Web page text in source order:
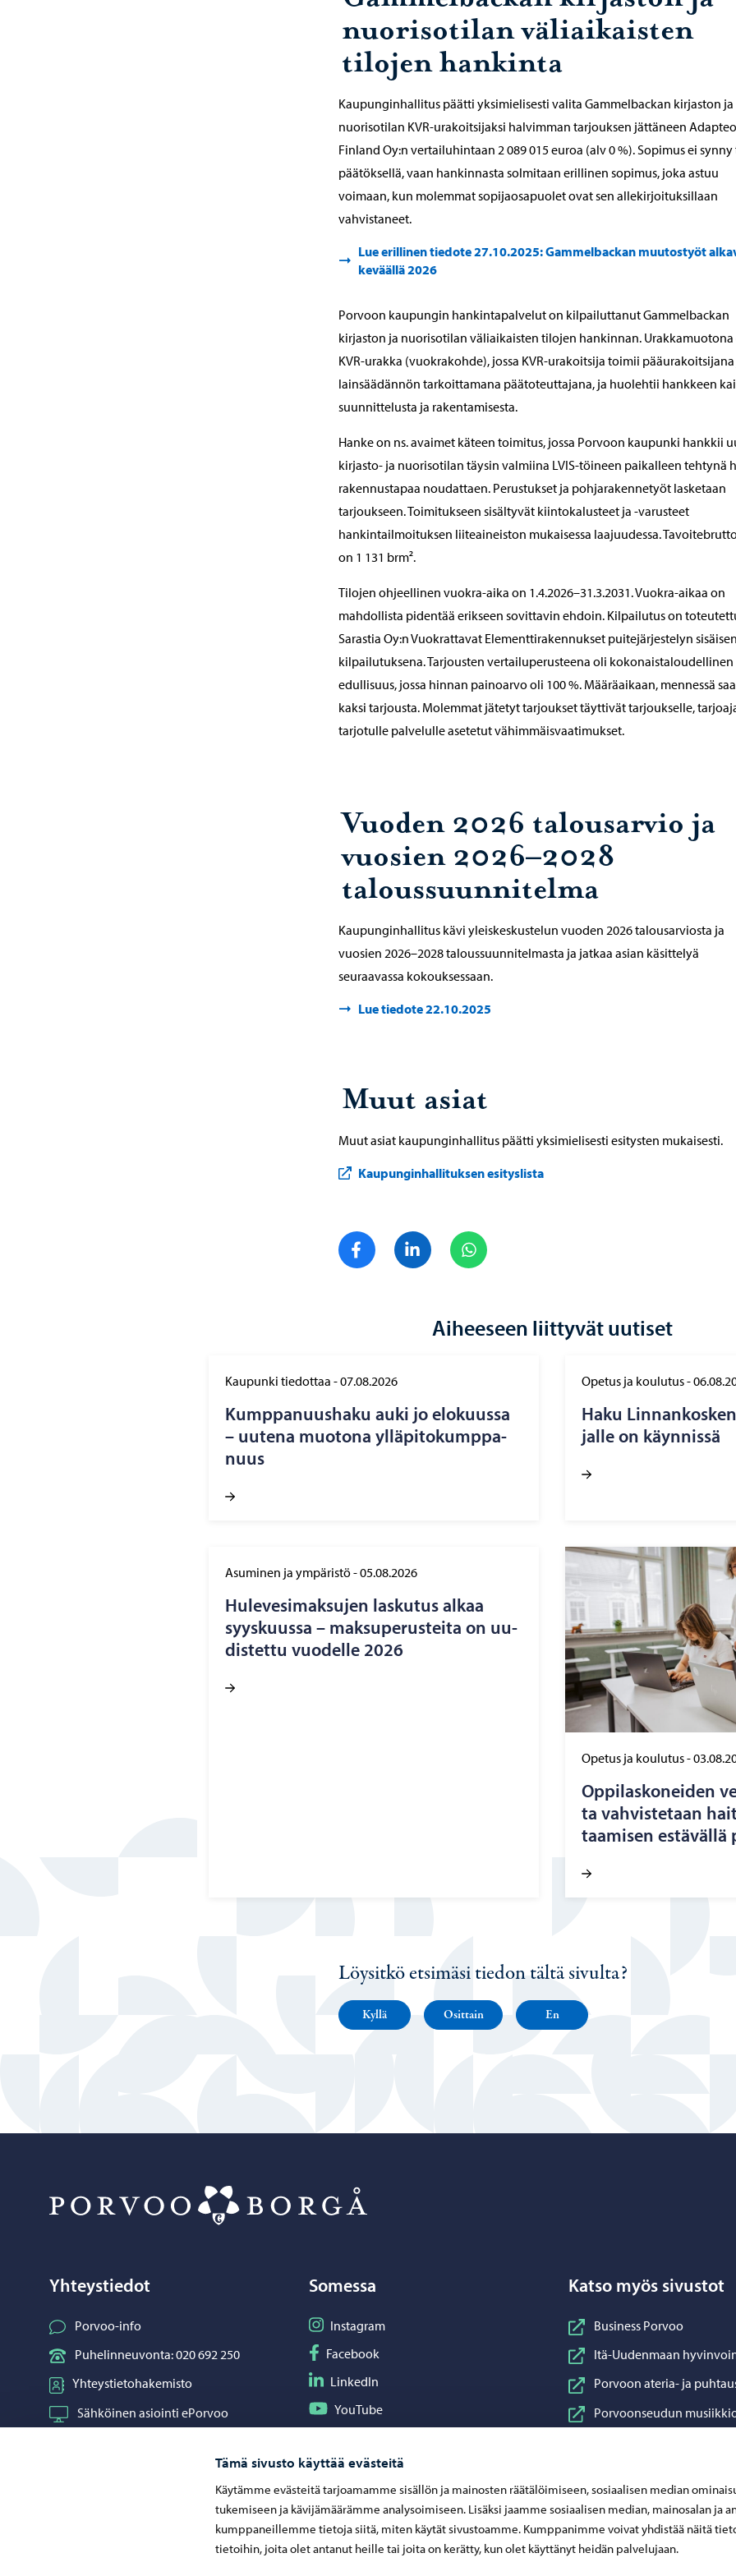
Tämä sivusto käyttää evästeitä
Käytämme evästeitä tarjoamamme sisällön ja mainosten räätälöimiseen, sosiaalisen median
tukemiseen ja kävijämäärämme analysoimiseen. Lisäksi jaamme sosiaalisen median, mainosalan ja
kumppaneillemme tietoja siitä, miten käytät sivustoamme. Kumppanimme voivat yhdistää näitä
tietoihin, joita olet antanut heille tai joita on kerätty, kun olet käyttänyt heidän palvelujaan.
nuorisotilan väliaikaisten
tilojen hankinta
Kaupunginhallitus päätti yksimielisesti valita Gammelbackan kirjaston ja
nuorisotilan KVR-urakoitsijaksi halvimman tarjouksen jättäneen Adapteo
Finland Oy:n vertailuhintaan 2 089 015 euroa (alv 0 %). Sopimus ei synny
päätöksellä, vaan hankinnasta solmitaan erillinen sopimus, joka astuu
voimaan, kun molemmat sopijaosapuolet ovat sen allekirjoituksillaan
vahvistaneet.
Lue erillinen tiedote 27.10.2025: Gammelbackan muutostyöt
keväällä 2026
Porvoon kaupungin hankintapalvelut on kilpailuttanut Gammelbackan
kirjaston ja nuorisotilan väliaikaisten tilojen hankinnan. Urakkamuotona
KVR-urakka (vuokrakohde), jossa KVR-urakoitsija toimii pääurakoitsijana
lainsäädännön tarkoittamana päätoteuttajana, ja huolehtii hankkeen
suunnittelusta ja rakentamisesta.
Hanke on ns. avaimet käteen toimitus, jossa Porvoon kaupunki hankkii
kirjasto- ja nuorisotilan täysin valmiina LVIS-töineen paikalleen tehtynä
rakennustapaa noudattaen. Perustukset ja pohjarakennetyöt lasketaan
tarjoukseen. Toimitukseen sisältyvät kiintokalusteet ja -varusteet
hankintailmoituksen liiteaineiston mukaisessa laajuudessa.
on 1 131 brm².
Tilojen ohjeellinen vuokra-aika on 1.4.2026–31.3.2031. Vuokra-aikaa on
mahdollista pidentää erikseen sovittavin ehdoin. Kilpailutus on
Sarastia Oy:n Vuokrattavat Elementtirakennukset puitejärjestelyn
kilpailutuksena. Tarjousten vertailuperusteena oli kokonaistaloudellinen
edullisuus, jossa hinnan painoarvo oli 100 %. Määräaikaan, mennessä
kaksi tarjousta. Molemmat jätetyt tarjoukset täyttivät tarjoukselle,
tarjotulle palvelulle asetetut vähimmäisvaatimukset.
Vuoden 2026 talousarvio ja
vuosien 2026–2028
taloussuunnitelma
Kaupunginhallitus kävi yleiskeskustelun vuoden 2026 talousarviosta ja
vuosien 2026–2028 taloussuunnitelmasta ja jatkaa asian käsittelyä
seuraavassa kokouksessaan.
Lue tiedote 22.10.2025
Muut asiat
Muut asiat kaupunginhallitus päätti yksimielisesti esitysten mukaisesti.
Kaupunginhallituksen esityslista
Jaa FacebookJaa LinkedIn
Aiheeseen liittyvät uutiset
Kaupunki tiedottaa -07.08.2026
Kump­pa­nuus­ha­ku auki jo elo­kuus­sa
– uu­te­na muo­to­na yl­lä­pi­to­kump­pa­
nuus
Opetus ja koulutus-
Haku
jal­le on käyn­nis­sä
Asuminen ja ympäristö-05.08.2026
Hu­le­ve­si­mak­su­jen las­ku­tus alkaa
syys­kuus­sa – mak­su­pe­rus­tei­ta on uu­
dis­tet­tu vuo­del­le 2026
Opetus ja koulutus-
Op­pi­las­ko­nei­den
ta vah­vis­te­taan
taa­mi­sen es­tä­väl­lä
Löysitkö etsimäsi tiedon tältä sivulta?
Kyllä Osittain En
Yhteystiedot
Porvoo-info
Puhelinneuvonta: 020 692 250
Yhteystietohakemisto
Sähköinen asiointi ePorvoo
Somessa
Seuraa Instagram
Instagram
Seuraa Facebook
Facebook
Seuraa LinkedIn
LinkedIn
Seuraa YouTube
YouTube
Katso myös sivustot
Business Porvoo
Itä-Uudenmaan
Porvoon ateria- ja
Porvoonseudun
Taidetehdas
Visit Porvoo